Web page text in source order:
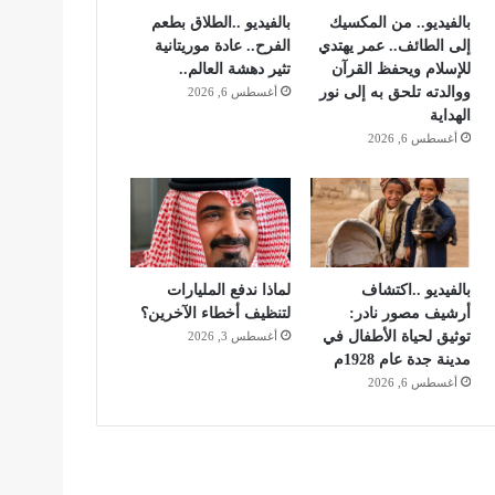
بالفيديو.. من المكسيك
إلى الطائف.. عمر يهتدي
للإسلام ويحفظ القرآن
ووالدته تلحق به إلى نور
الهداية
أغسطس 6, 2026
بالفيديو ..الطلاق بطعم
الفرح.. عادة موريتانية
تثير دهشة العالم..
أغسطس 6, 2026
بالفيديو ..اكتشاف
أرشيف مصور نادر:
توثيق لحياة الأطفال في
مدينة جدة عام 1928م
أغسطس 6, 2026
لماذا ندفع المليارات
لتنظيف أخطاء الآخرين؟
أغسطس 3, 2026